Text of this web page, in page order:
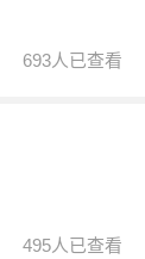
693人已查看
495人已查看